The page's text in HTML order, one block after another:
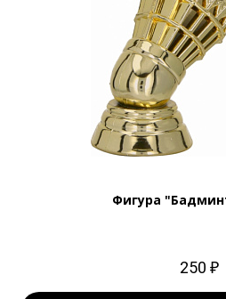
Фигура
250 ₽